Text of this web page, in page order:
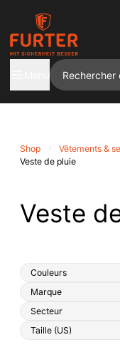
Shop Vêtements &
Veste de pluie
Veste
Couleurs
Marque
Secteur
Taille (US)